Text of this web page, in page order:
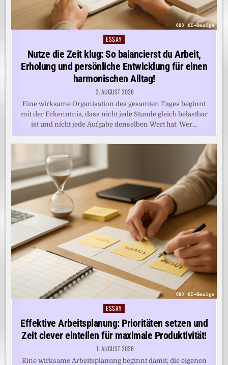
Posted
in
ESSAY
Nutze die Zeit klug: So balancierst du Arbeit,
Erholung und persönliche Entwicklung für einen
harmonischen Alltag!
2. AUGUST 2026
Eine wirksame Organisation des gesamten Tages beginnt
mit der Erkenntnis, dass nicht jede Stunde gleich belastbar
ist und nicht jede Aufgabe denselben Wert hat. Wer…
Posted
ESSAY
Effektive Arbeitsplanung: Prioritäten setzen und
Zeit clever einteilen für maximale Produktivität!
1. AUGUST 2026
Eine wirksame Arbeitsplanung beginnt damit, die eigenen